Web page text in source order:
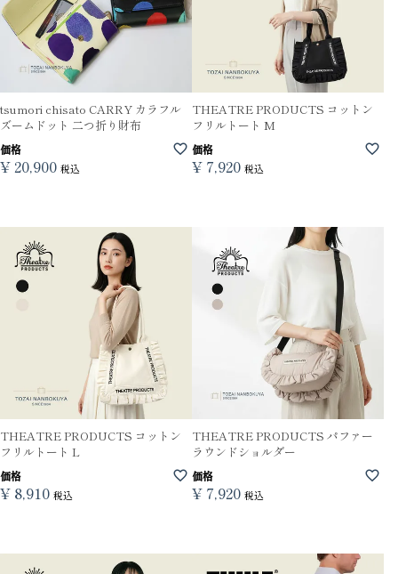
tsumori chisato CARRY カラフル
ズームドット 二つ折り財布
価格
¥20,900 税込
THEATRE PRODUCTS コットン
フリルトート M
価格
¥ 7,920 税込
THEATRE PRODUCTS コットン
フリルトート L
価格
¥ 8,910 税込
THEATRE PRODUCTS パファー
ラウンドショルダー
価格
¥ 7,920 税込